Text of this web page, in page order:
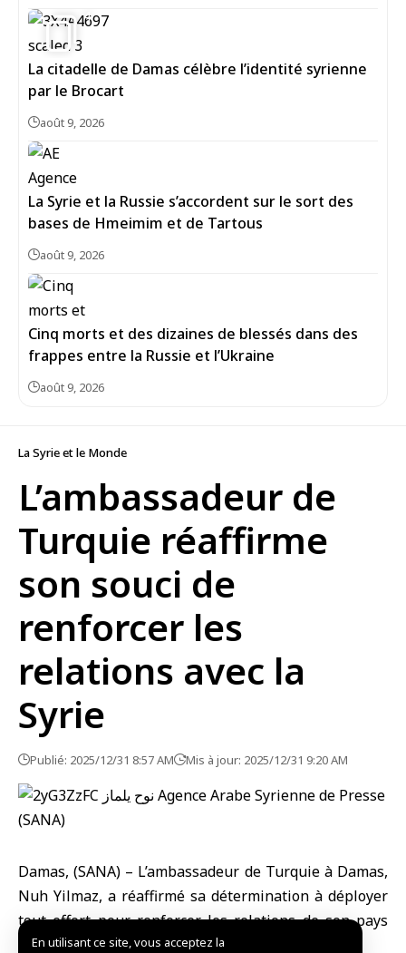
En utilisant ce site, vous acceptez la
4
La citadelle de Damas célèbre l’identité syrienne
par le Brocart
août 9, 2026
La Syrie et la Russie s’accordent sur le sort des
bases de Hmeimim et de Tartous
août 9, 2026
Cinq morts et des dizaines de blessés dans des
frappes entre la Russie et l’Ukraine
août 9, 2026
La Syrie et le Monde
L’ambassadeur de
Turquie réaffirme
son souci de
renforcer les
relations avec la
Syrie
Publié: 2025/12/31 8:57 AM Mis à jour: 2025/12/31 9:20 AM
Damas, (SANA) – L’ambassadeur de Turquieà Damas,
Nuh Yilmaz, a réaffirmé sa détermination à déployer
tout effort pour renforcer les relations de son pays
avec la Syrie sœur.